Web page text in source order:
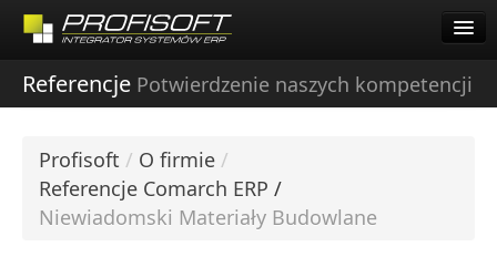
Pomoc Zdalna Comarch
O firmie
Start
Oferta
Referencje Potwierdzenie naszych kompetencji
Profisoft / O firmie /
Referencje Comarch ERP /
Niewiadomski Materiały Budowlane